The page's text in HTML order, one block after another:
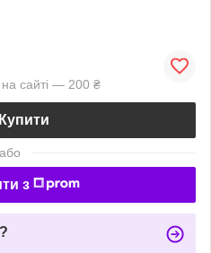
сайті — 200 ₴
Купити
або
з